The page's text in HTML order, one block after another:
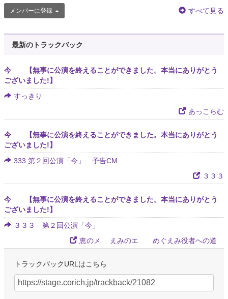
メンバーに登録 すべて見る
最新のトラックバック
今 【無事に公演を終えることができました。本当にありがとう
ございました!】
すっきり
あっこらむ
今 【無事に公演を終えることができました。本当にありがとう
ございました!】
333 第２回公演「今」 予告CM
３３３
今 【無事に公演を終えることができました。本当にありがとう
ございました!】
３３３ 第２回公演「今」
恵のメ えみのエ めぐえみ役者への道
トラックバックURLはこちら